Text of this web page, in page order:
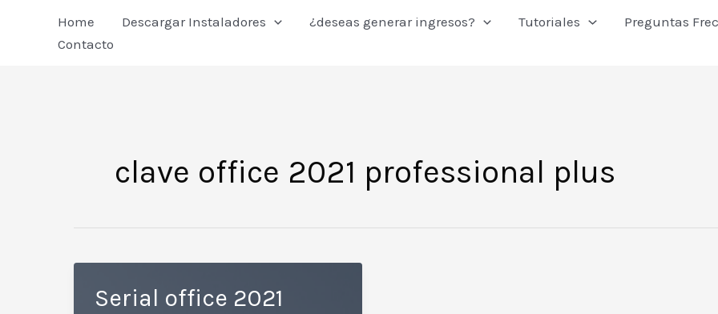
Home Descargar Instaladores ¿deseas generar ingresos? Tutoriales Preguntas
Contacto
clave office 2021 professional plus
Serial office 2021